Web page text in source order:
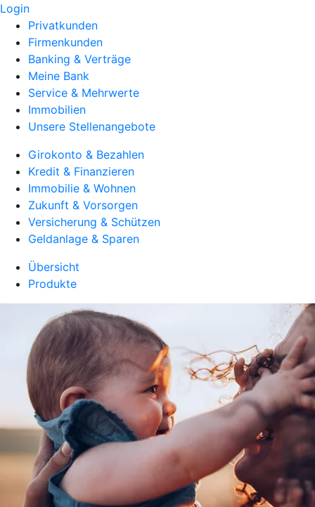
Login
Privatkunden
Firmenkunden
Banking & Verträge
Meine Bank
Service & Mehrwerte
Immobilien
Unsere Stellenangebote
Girokonto & Bezahlen
Kredit & Finanzieren
Immobilie & Wohnen
Zukunft & Vorsorgen
Versicherung & Schützen
Geldanlage & Sparen
Übersicht
Produkte